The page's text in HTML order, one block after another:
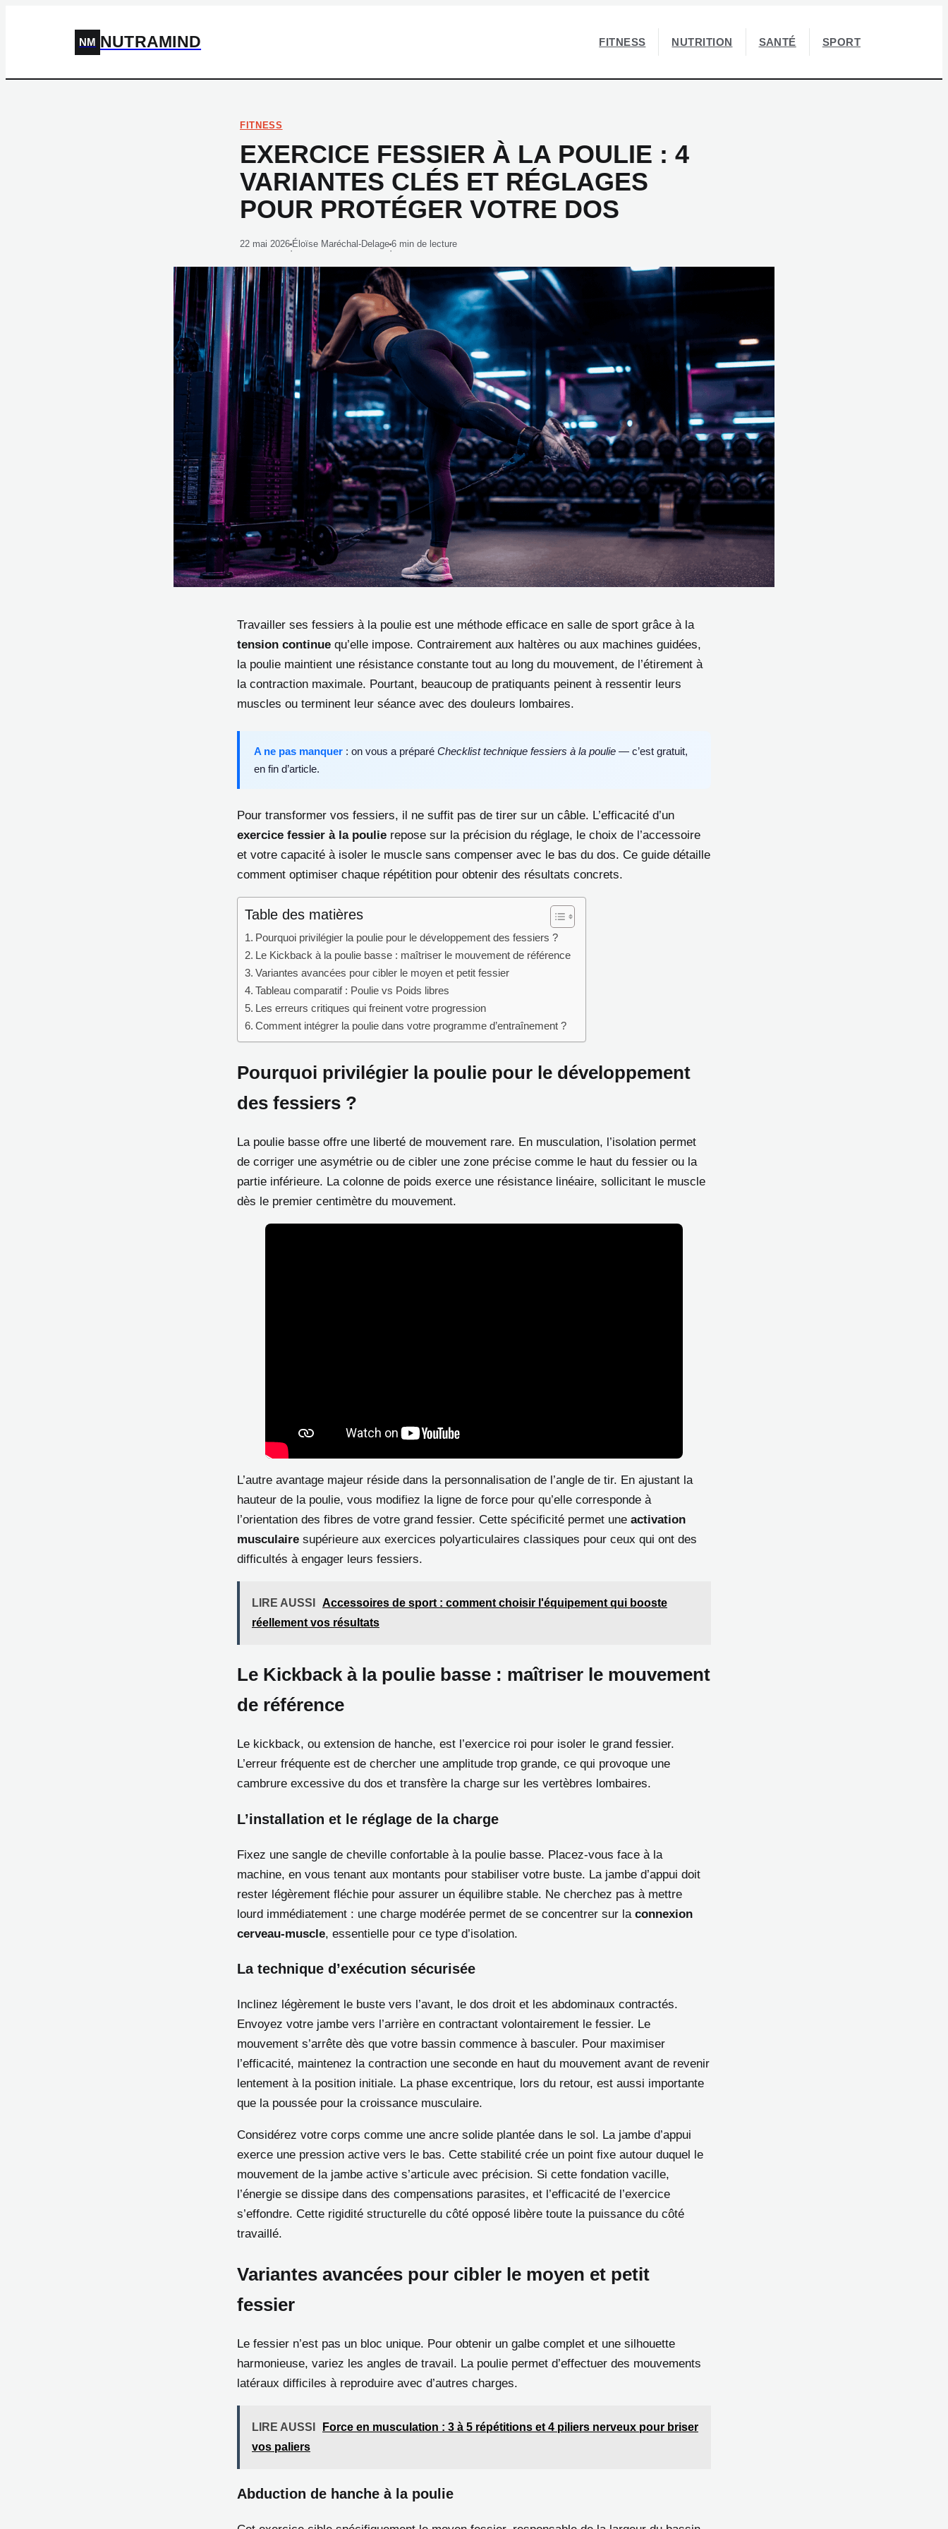
NM NUTRAMIND FITNESS NUTRITION SANTÉ SPORT
FITNESS
EXERCICE FESSIER À LA POULIE : 4
VARIANTES CLÉS ET RÉGLAGES
POUR PROTÉGER VOTRE DOS
22 mai 2026
·
Éloïse Maréchal-Delage
·
6 min de lecture
Travailler ses fessiers à la poulie est une méthode efficace en salle de sport grâce à la
tension continue qu’elle impose. Contrairement aux haltères ou aux machines guidées,
la poulie maintient une résistance constante tout au long du mouvement, de l’étirement à
la contraction maximale. Pourtant, beaucoup de pratiquants peinent à ressentir leurs
muscles ou terminent leur séance avec des douleurs lombaires.
A ne pas manquer : on vous a préparé Checklist technique fessiers à la poulie — c’est gratuit,
en fin d’article.
Pour transformer vos fessiers, il ne suffit pas de tirer sur un câble. L’efficacité d’un
exercice fessier à la poulie repose sur la précision du réglage, le choix de l’accessoire
et votre capacité à isoler le muscle sans compenser avec le bas du dos. Ce guide détaille
comment optimiser chaque répétition pour obtenir des résultats concrets.
Table des matières
Pourquoi privilégier la poulie pour le développement des fessiers ?
Le Kickback à la poulie basse : maîtriser le mouvement de référence
Variantes avancées pour cibler le moyen et petit fessier
Tableau comparatif : Poulie vs Poids libres
Les erreurs critiques qui freinent votre progression
Comment intégrer la poulie dans votre programme d’entraînement ?
Pourquoi privilégier la poulie pour le développement
des fessiers ?
La poulie basse offre une liberté de mouvement rare. En musculation, l’isolation permet
de corriger une asymétrie ou de cibler une zone précise comme le haut du fessier ou la
partie inférieure. La colonne de poids exerce une résistance linéaire, sollicitant le muscle
dès le premier centimètre du mouvement.
L’autre avantage majeur réside dans la personnalisation de l’angle de tir. En ajustant la
hauteur de la poulie, vous modifiez la ligne de force pour qu’elle corresponde à
l’orientation des fibres de votre grand fessier. Cette spécificité permet une activation
musculaire supérieure aux exercices polyarticulaires classiques pour ceux qui ont des
difficultés à engager leurs fessiers.
LIRE AUSSI
Accessoires de sport : comment choisir l'équipement qui booste
réellement vos résultats
Le Kickback à la poulie basse : maîtriser le mouvement
de référence
Le kickback, ou extension de hanche, est l’exercice roi pour isoler le grand fessier.
L’erreur fréquente est de chercher une amplitude trop grande, ce qui provoque une
cambrure excessive du dos et transfère la charge sur les vertèbres lombaires.
L’installation et le réglage de la charge
Fixez une sangle de cheville confortable à la poulie basse. Placez-vous face à la
machine, en vous tenant aux montants pour stabiliser votre buste. La jambe d’appui doit
rester légèrement fléchie pour assurer un équilibre stable. Ne cherchez pas à mettre
lourd immédiatement : une charge modérée permet de se concentrer sur la connexion
cerveau-muscle, essentielle pour ce type d’isolation.
La technique d’exécution sécurisée
Inclinez légèrement le buste vers l’avant, le dos droit et les abdominaux contractés.
Envoyez votre jambe vers l’arrière en contractant volontairement le fessier. Le
mouvement s’arrête dès que votre bassin commence à basculer. Pour maximiser
l’efficacité, maintenez la contraction une seconde en haut du mouvement avant de revenir
lentement à la position initiale. La phase excentrique, lors du retour, est aussi importante
que la poussée pour la croissance musculaire.
Considérez votre corps comme une ancre solide plantée dans le sol. La jambe d’appui
exerce une pression active vers le bas. Cette stabilité crée un point fixe autour duquel le
mouvement de la jambe active s’articule avec précision. Si cette fondation vacille,
l’énergie se dissipe dans des compensations parasites, et l’efficacité de l’exercice
s’effondre. Cette rigidité structurelle du côté opposé libère toute la puissance du côté
travaillé.
Variantes avancées pour cibler le moyen et petit
fessier
Le fessier n’est pas un bloc unique. Pour obtenir un galbe complet et une silhouette
harmonieuse, variez les angles de travail. La poulie permet d’effectuer des mouvements
latéraux difficiles à reproduire avec d’autres charges.
LIRE AUSSI
Force en musculation : 3 à 5 répétitions et 4 piliers nerveux pour briser
vos paliers
Abduction de hanche à la poulie